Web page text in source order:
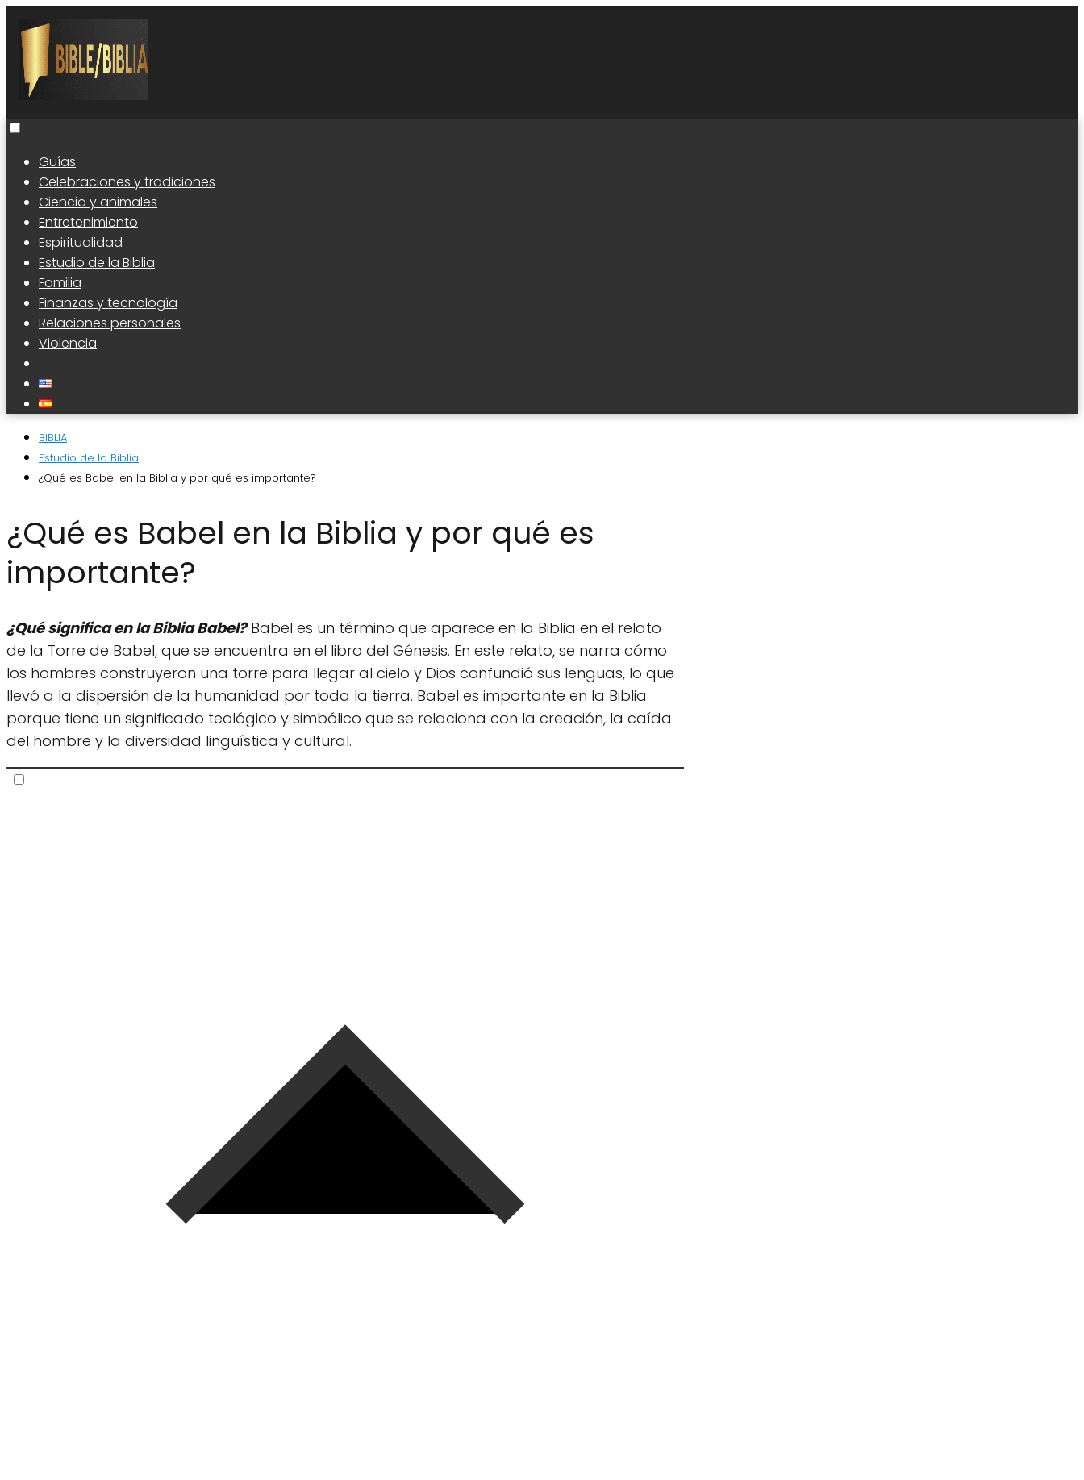
Guías
Celebraciones y tradiciones
Ciencia y animales
Entretenimiento
Espiritualidad
Estudio de la Biblia
Familia
Finanzas y tecnología
Relaciones personales
Violencia
BIBLIA
Estudio de la Biblia
¿Qué es Babel en la Biblia y por qué es importante?
¿Qué es Babel en la Biblia y por qué es
importante?
¿Qué significa en la Biblia Babel?Babel es un término que aparece en la Biblia en el relato
de la Torre de Babel, que se encuentra en el libro del Génesis. En este relato, se narra cómo
los hombres construyeron una torre para llegar al cielo y Dios confundió sus lenguas, lo que
llevó a la dispersión de la humanidad por toda la tierra. Babel es importante en la Biblia
porque tiene un significado teológico y simbólico que se relaciona con la creación, la caída
del hombre y la diversidad lingüística y cultural.